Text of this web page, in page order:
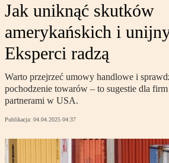
Jak uniknąć skutków
amerykańskich i
Eksperci radzą
Warto przejrzeć umowy handlowe i
pochodzenie towarów – to sugestie dla
partnerami w USA.
Publikacja: 04.04.2025 04:37